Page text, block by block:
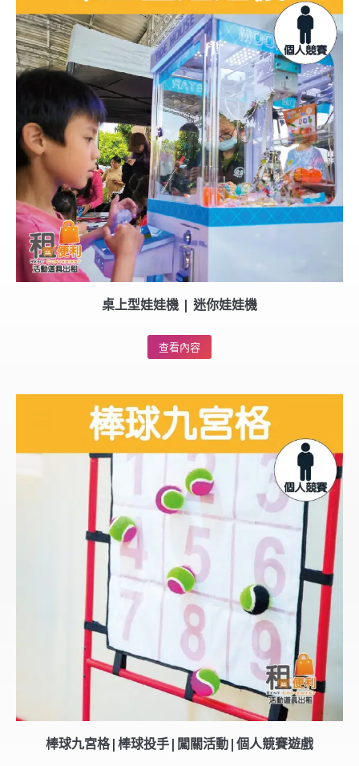
桌上型娃娃機 | 迷你娃娃機
查看內容
棒球九宮格|棒球投手|闖關活動|個人競賽遊戲